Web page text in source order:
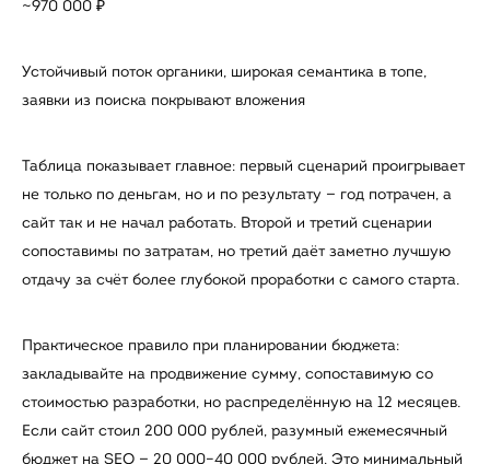
~970 000 ₽
Устойчивый поток органики, широкая семантика в топе,
заявки из поиска покрывают вложения
Таблица показывает главное: первый сценарий проигрывает
не только по деньгам, но и по результату — год потрачен, а
сайт так и не начал работать. Второй и третий сценарии
сопоставимы по затратам, но третий даёт заметно лучшую
отдачу за счёт более глубокой проработки с самого старта.
Практическое правило при планировании бюджета:
закладывайте на продвижение сумму, сопоставимую со
стоимостью разработки, но распределённую на 12 месяцев.
Если сайт стоил 200 000 рублей, разумный ежемесячный
бюджет на SEO — 20 000–40 000 рублей. Это минимальный